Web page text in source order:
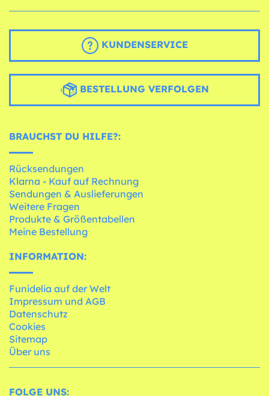
KUNDENSERVICE
BESTELLUNG VERFOLGEN
BRAUCHST DU HILFE?:
Rücksendungen
Klarna - Kauf auf Rechnung
Sendungen & Auslieferungen
Weitere Fragen
Produkte & Größentabellen
Meine Bestellung
INFORMATION:
Funidelia auf der Welt
Impressum und AGB
Datenschutz
Cookies
Sitemap
Über uns
FOLGE UNS: